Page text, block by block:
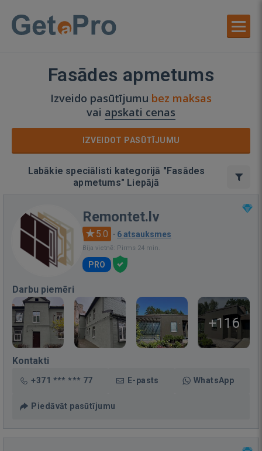
Fasādes apmetums
Izveido pasūtījumu bez maksas
vai apskati cenas
IZVEIDOT PASŪTĪJUMU
Labākie speciālisti kategorijā "Fasādes
apmetums" Liepājā
Remontet.lv
5.0 · 6 atsauksmes
Bija vietnē: Pirms 24 min.
PRO
Darbu piemēri
+116
Kontakti
+371 *** *** 77 E-pasts WhatsApp
Piedāvāt pasūtījumu